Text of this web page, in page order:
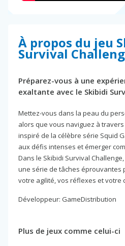
À propos du jeu
Survival
Préparez-vous à une
exaltante avec le Skibidi
Mettez-vous dans la peau du
alors que vous naviguez à
inspiré de la célèbre série Squid
aux défis intenses et émerger
Dans le Skibidi Survival
une série de tâches
votre agilité, vos réflexes et votre
Développeur: GameDistribution
Plus de jeux comme celui-ci